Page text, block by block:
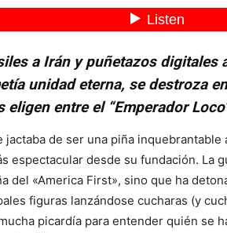
a Irán y puñetazos digitales
unidad eterna, se destroza
eligen entre el “Emperador
jactaba de ser una piña
espectacular desde su fundación. La
del «America First», sino que ha
figuras lanzándose cucharas (y
picardía para entender quién se